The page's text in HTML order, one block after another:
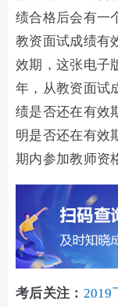
绩合格后会有一
教资面试成绩有
效期，这张电子
年，从教资面试
绩是否还在有效
明是否还在有效
期内参加教师资
考后关注： 2019